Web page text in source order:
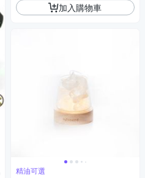
加入購物車
精油可選